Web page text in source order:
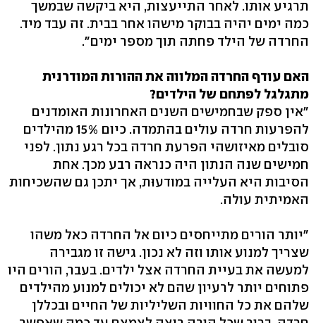
תרגיע אותו. לאחר התייעצות, היא ביקשה שבמשך
כמה ימים יהיה בבוקר מישהו אחר בבית. זה עבד מיד.
החרדה של הילד פחתה תוך מספר ימים".
האם עודף החרדה המלווה את ההורות המודרנית
מתגלגל לפתחם של הילדים?
"אין ספק שבחמישים השנים האחרונות האומדנים
להפרעות חרדה עולים בהתמדה. כיום 15% מהילדים
סובלים מאיזושהי הפרעת חרדה בכל רגע נתון. לפני
חמישים שנה הנתון היה כנראה רבע מכך. אחת
הסיבות היא העלייה במודעוּת, אך יתכן גם שהשכיחות
האמיתית עולה.
"יותר הורים מתייחסים כיום אל החרדה כאל משהו
שצריך למנוע אותו וזה לא נכון. גישה זו מגבירה
למעשה את בעיית החרדה אצל ילדים. בעבר, הורים היו
פתוחים יותר לרעיון שהם לא יכולים למנוע מהילדים
שלהם את כל החוויות השליליות של החיים ובכללן